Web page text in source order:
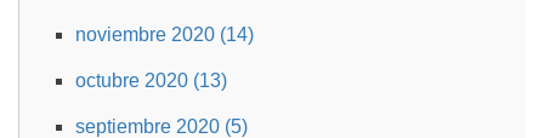
noviembre 2020 (14)
octubre 2020 (13)
septiembre 2020 (5)